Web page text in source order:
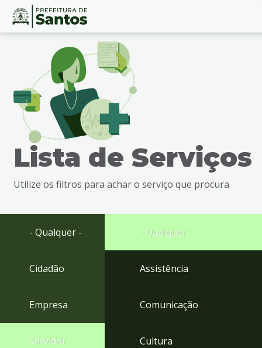
Ir
busca
Ir
Conteúdo
Lista de Serviços
Utilize os filtros para achar o serviço que procura
- Qualquer -
Cidadão
Empresa
Servidor
- Qualquer -
Assistência
Comunicação
Cultura